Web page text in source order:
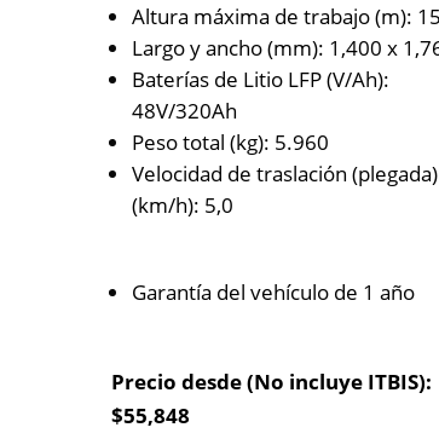
Altura máxima de trabajo (m):
Largo y ancho (mm): 1,400 x
Baterías de Litio LFP (V/Ah):
48V/320Ah
Peso total (kg): 5.960
Velocidad de traslación (plegada)
(km/h): 5,0
Garantía del vehículo de 1 año
Precio desde (No incluye ITBIS):
$55,848